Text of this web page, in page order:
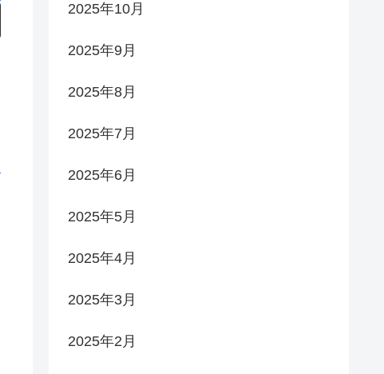
2025年10月
2025年9月
2025年8月
2025年7月
2025年6月
2025年5月
2025年4月
2025年3月
2025年2月